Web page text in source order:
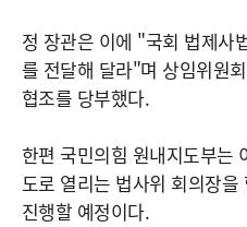
정 장관은 이에 "국회 법제사
를 전달해 달라"며 상임위원
협조를 당부했다.
한편 국민의힘 원내지도부는
도로 열리는 법사위 회의장
진행할 예정이다.